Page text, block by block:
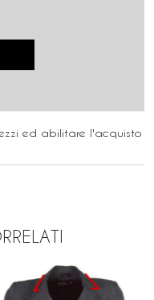
ed abilitare l'acquisto